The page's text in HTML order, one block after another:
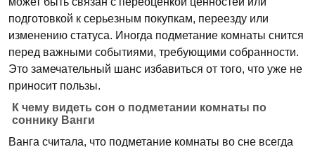
подготовкой к серьезным покупкам, переезду или
изменению статуса. Иногда подметание комнаты снится
перед важными событиями, требующими собранности.
Это замечательный шанс избавиться от того, что уже не
приносит пользы.
К чему видеть сон о подметании комнаты по
соннику Ванги
Ванга считала, что подметание комнаты во сне всегда